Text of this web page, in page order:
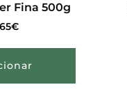
Fina 500g
€